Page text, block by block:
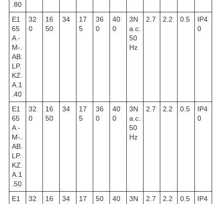
.80
E1
65
A -
M-.
AB.
LP.
KZ.
A.1
.40
32
0
16
50
34
17
5
36
0
40
0
3N
a.c.
50
Hz
2.7 2.2 0.5
IP4
0
E1
65
A -
M-.
AB.
LP.
KZ.
A.1
.50
32
0
16
50
34
17
5
36
0
40
0
3N
a.c.
50
Hz
2.7 2.2 0.5
IP4
0
E1 32 16 34 17 50 40 3N 2.7 2.2 0.5 IP4